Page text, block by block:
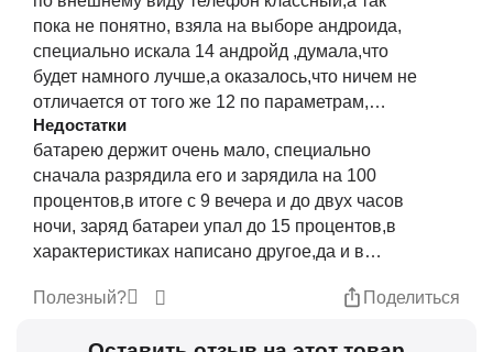
пока не понятно, взяла на выборе андроида,
специально искала 14 андройд ,думала,что
будет намного лучше,а оказалось,что ничем не
отличается от того же 12 по параметрам,
камера тоже обычная, качество картинки
совсем не вау,у меня на старом телефоне и то
лучше,посмотрю как покажет себя со
временем, долго ли проработает
Недостатки
батарею держит очень мало, специально
сначала разрядила его и зарядила на 100
процентов,в итоге с 9 вечера и до двух часов
ночи, заряд батареи упал до 15 процентов,в
характеристиках написано другое,да и в
батарею при условии даже если
Полезный? Поделиться